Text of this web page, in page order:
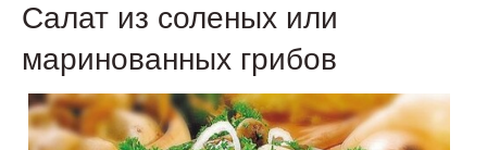
Салат из соленых или
маринованных грибов